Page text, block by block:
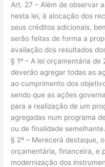
Art. 27 – Além de observar
nesta lei, à alocação dos
seus créditos adicionais,
serão feitas de forma a
avaliação dos resultados
§ 1º – A lei orçamentária
deverão agregar todas as
ao cumprimento dos
sendo que as ações
para a realização de um
agregadas num programa
ou de finalidade semelhante.
§ 2º – Merecerá destaque,
orçamentária, financeira, e
modernização dos